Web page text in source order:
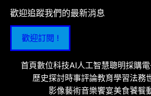
歡迎追蹤我們的最新消息
歡迎訂閱 !
首頁數位科技AI人工智慧聰明採購
歷史探討時事評論教育學習法務
影像藝術音樂饗宴美食饕餮